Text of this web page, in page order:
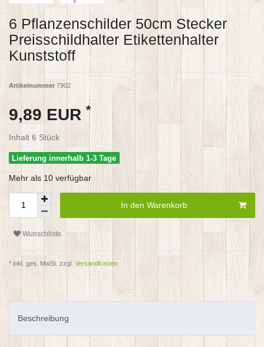
6 Pflanzenschilder 50cm Stecker
Preisschildhalter Etikettenhalter
Kunststoff
Artikelnummer 7902
9,89 EUR *
Inhalt 6 Stück
Lieferung innerhalb 1-3 Tage
Mehr als 10 verfügbar
In den Warenkorb
Wunschliste
* inkl. ges. MwSt. zzgl. Versandkosten
Beschreibung